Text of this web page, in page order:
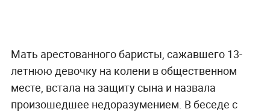
Мать арестованного баристы, сажавшего 13-
летнюю девочку на колени в общественном
месте, встала на защиту сына и назвала
произошедшее недоразумением. В беседе с